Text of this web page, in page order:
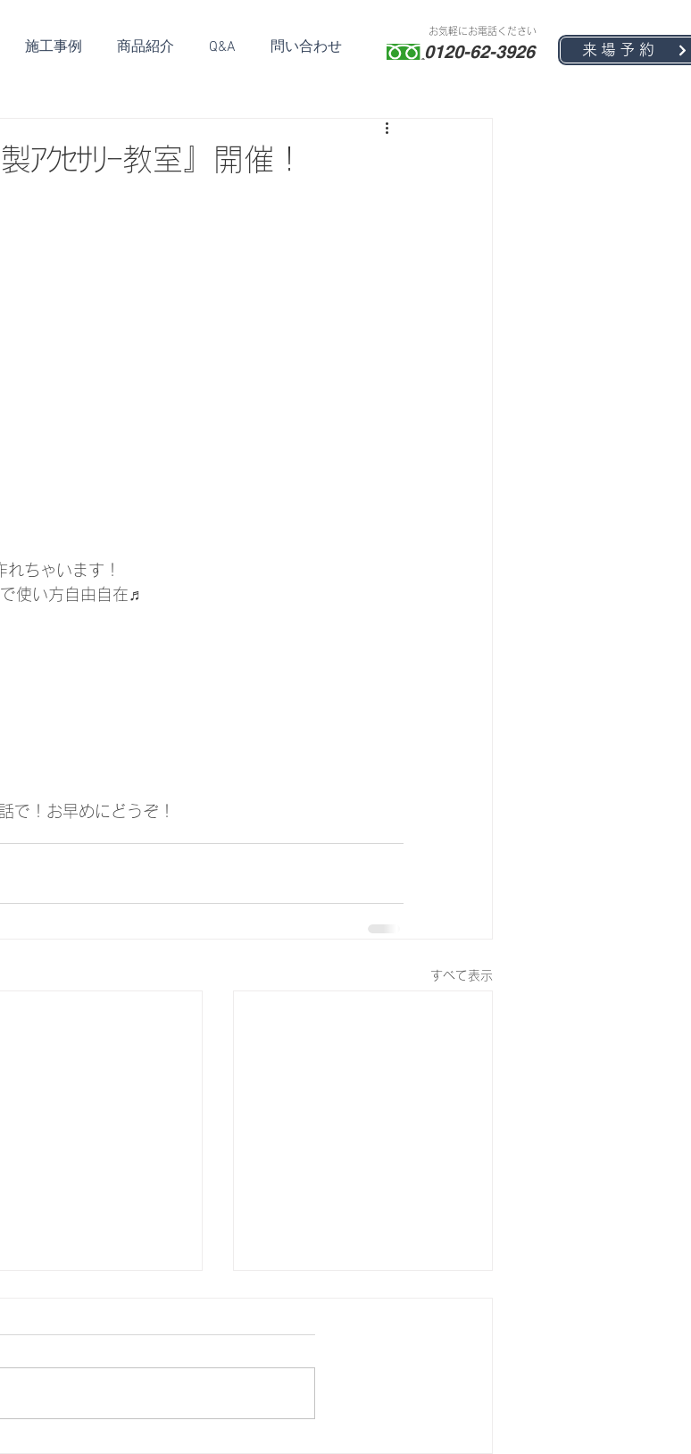
施工事例 商品紹介 Q&A 問い合わせ
お気軽にお電話ください
0120-62-3926 来場予約
ｱｸｾｻﾘｰ教室』開催！
れちゃいます！
使い方自由自在♬
！お早めにどうぞ！
すべて表示